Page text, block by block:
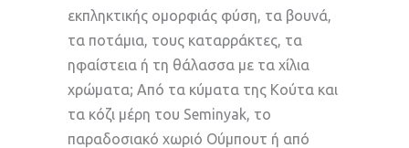
εκπληκτικής ομορφιάς φύση, τα βουνά,
τα ποτάμια, τους καταρράκτες, τα
ηφαίστεια ή τη θάλασσα με τα χίλια
χρώματα; Από τα κύματα της Κούτα και
τα κόζι μέρη του Seminyak, τo
παραδοσιακό χωριό Ούμπουτ ή από